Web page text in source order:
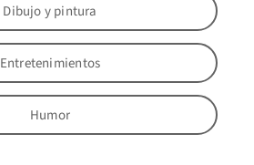
Dibujo y pintura
Entretenimientos
Humor